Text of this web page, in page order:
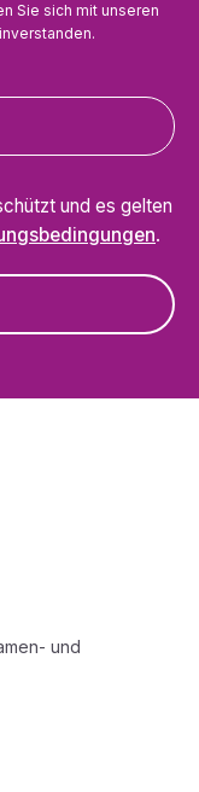
Sie sich mit unseren
und es gelten
.
und